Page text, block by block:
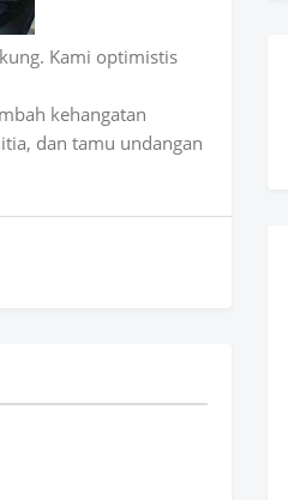
Kami optimistis
kehangatan
dan tamu undangan